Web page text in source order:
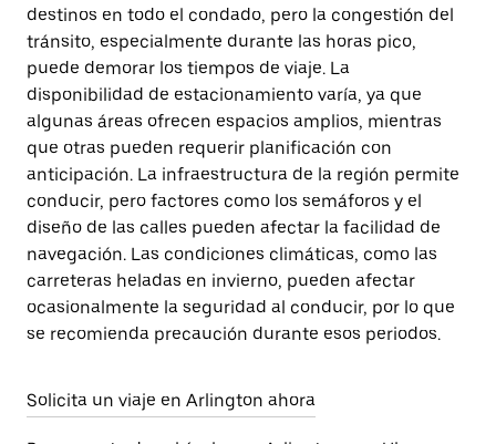
destinos en todo el condado, pero la congestión del
tránsito, especialmente durante las horas pico,
puede demorar los tiempos de viaje. La
disponibilidad de estacionamiento varía, ya que
algunas áreas ofrecen espacios amplios, mientras
que otras pueden requerir planificación con
anticipación. La infraestructura de la región permite
conducir, pero factores como los semáforos y el
diseño de las calles pueden afectar la facilidad de
navegación. Las condiciones climáticas, como las
carreteras heladas en invierno, pueden afectar
ocasionalmente la seguridad al conducir, por lo que
se recomienda precaución durante esos periodos.
Solicita un viaje en Arlington ahora